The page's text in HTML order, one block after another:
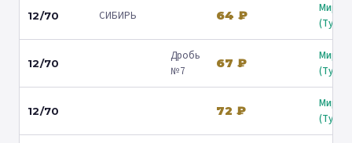
12/70 СИБИРЬ 64 ₽
Мир
12/70
Дробь
№7
67 ₽
Мир
12/70 72 ₽
Мир